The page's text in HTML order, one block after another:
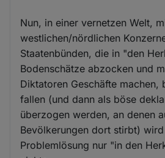
Nun, in einer vernetzen Welt,
westlichen/nördlichen
Staatenbünden, die in "den
Bodenschätze abzocken und
Diktatoren Geschäfte machen,
fallen (und dann als böse
überzogen werden, an denen
Bevölkerungen dort stirbt)
Problemlösung nur "in den